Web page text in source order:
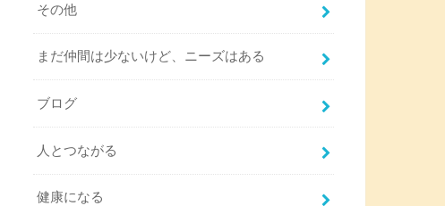
その他
まだ仲間は少ないけど、ニーズはある
ブログ
人とつながる
健康になる